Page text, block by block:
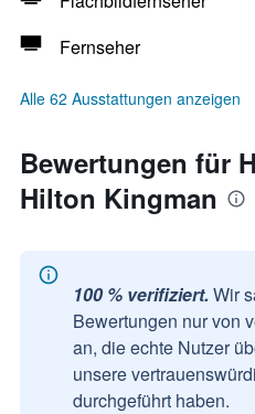
Fernseher
Alle 62 Ausstattungen anzeigen
Bewertungen für
Hilton Kingman
100 % verifiziert. Wir
Bewertungen nur von
an, die echte Nutzer
unsere
durchgeführt haben.